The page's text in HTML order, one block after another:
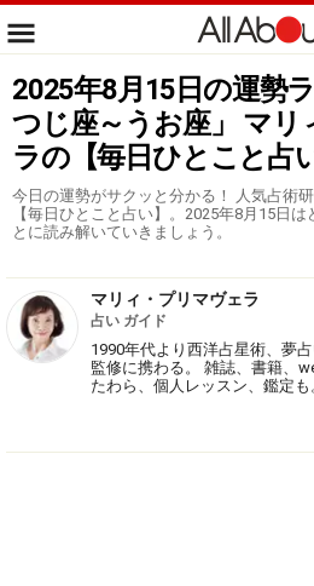
2025年8月15日の運勢
つじ座～うお座」 マリ
ラの【毎日ひとこと占い
今日の運勢がサクッと分かる！ 人気占術
【毎日ひとこと占い】。2025年8月15日
とに読み解いていきましょう。
マリィ・プリマヴェラ
占い ガイド
1990年代より西洋占星術、夢
監修に携わる。 雑誌、書籍、
たわら、個人レッスン、鑑定も